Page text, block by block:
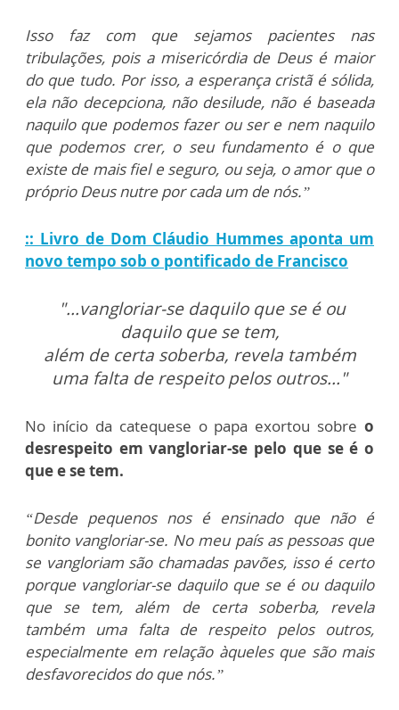
Isso faz com que sejamos pacientes nas
tribulações, pois a misericórdia de Deus é maior
do que tudo. Por isso, a esperança cristã é sólida,
ela não decepciona, não desilude, não é baseada
naquilo que podemos fazer ou ser e nem naquilo
que podemos crer, o seu fundamento é o que
existe de mais fiel e seguro, ou seja, o amor que o
próprio Deus nutre por cada um de nós.”
:: Livro de Dom Cláudio Hummes aponta um
novo tempo sob o pontificado de Francisco
"...vangloriar-se daquilo que se é ou
daquilo que se tem,
além de certa soberba, revela também
uma falta de respeito pelos outros..."
No início da catequese o papa exortou sobre o
desrespeito em vangloriar-se pelo que se é o
que e se tem.
“Desde pequenos nos é ensinado que não é
bonito vangloriar-se. No meu país as pessoas que
se vangloriam são chamadas pavões, isso é certo
porque vangloriar-se daquilo que se é ou daquilo
que se tem, além de certa soberba, revela
também uma falta de respeito pelos outros,
especialmente em relação àqueles que são mais
desfavorecidos do que nós.”